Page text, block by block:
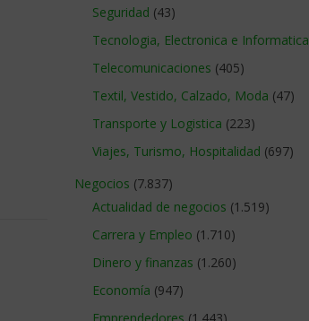
Seguridad (43)
Tecnologia, Electronica e Informatica
Telecomunicaciones (405)
Textil, Vestido, Calzado, Moda (47)
Transporte y Logistica (223)
Viajes, Turismo, Hospitalidad (697)
Negocios (7.837)
Actualidad de negocios (1.519)
Carrera y Empleo (1.710)
Dinero y finanzas (1.260)
Economía (947)